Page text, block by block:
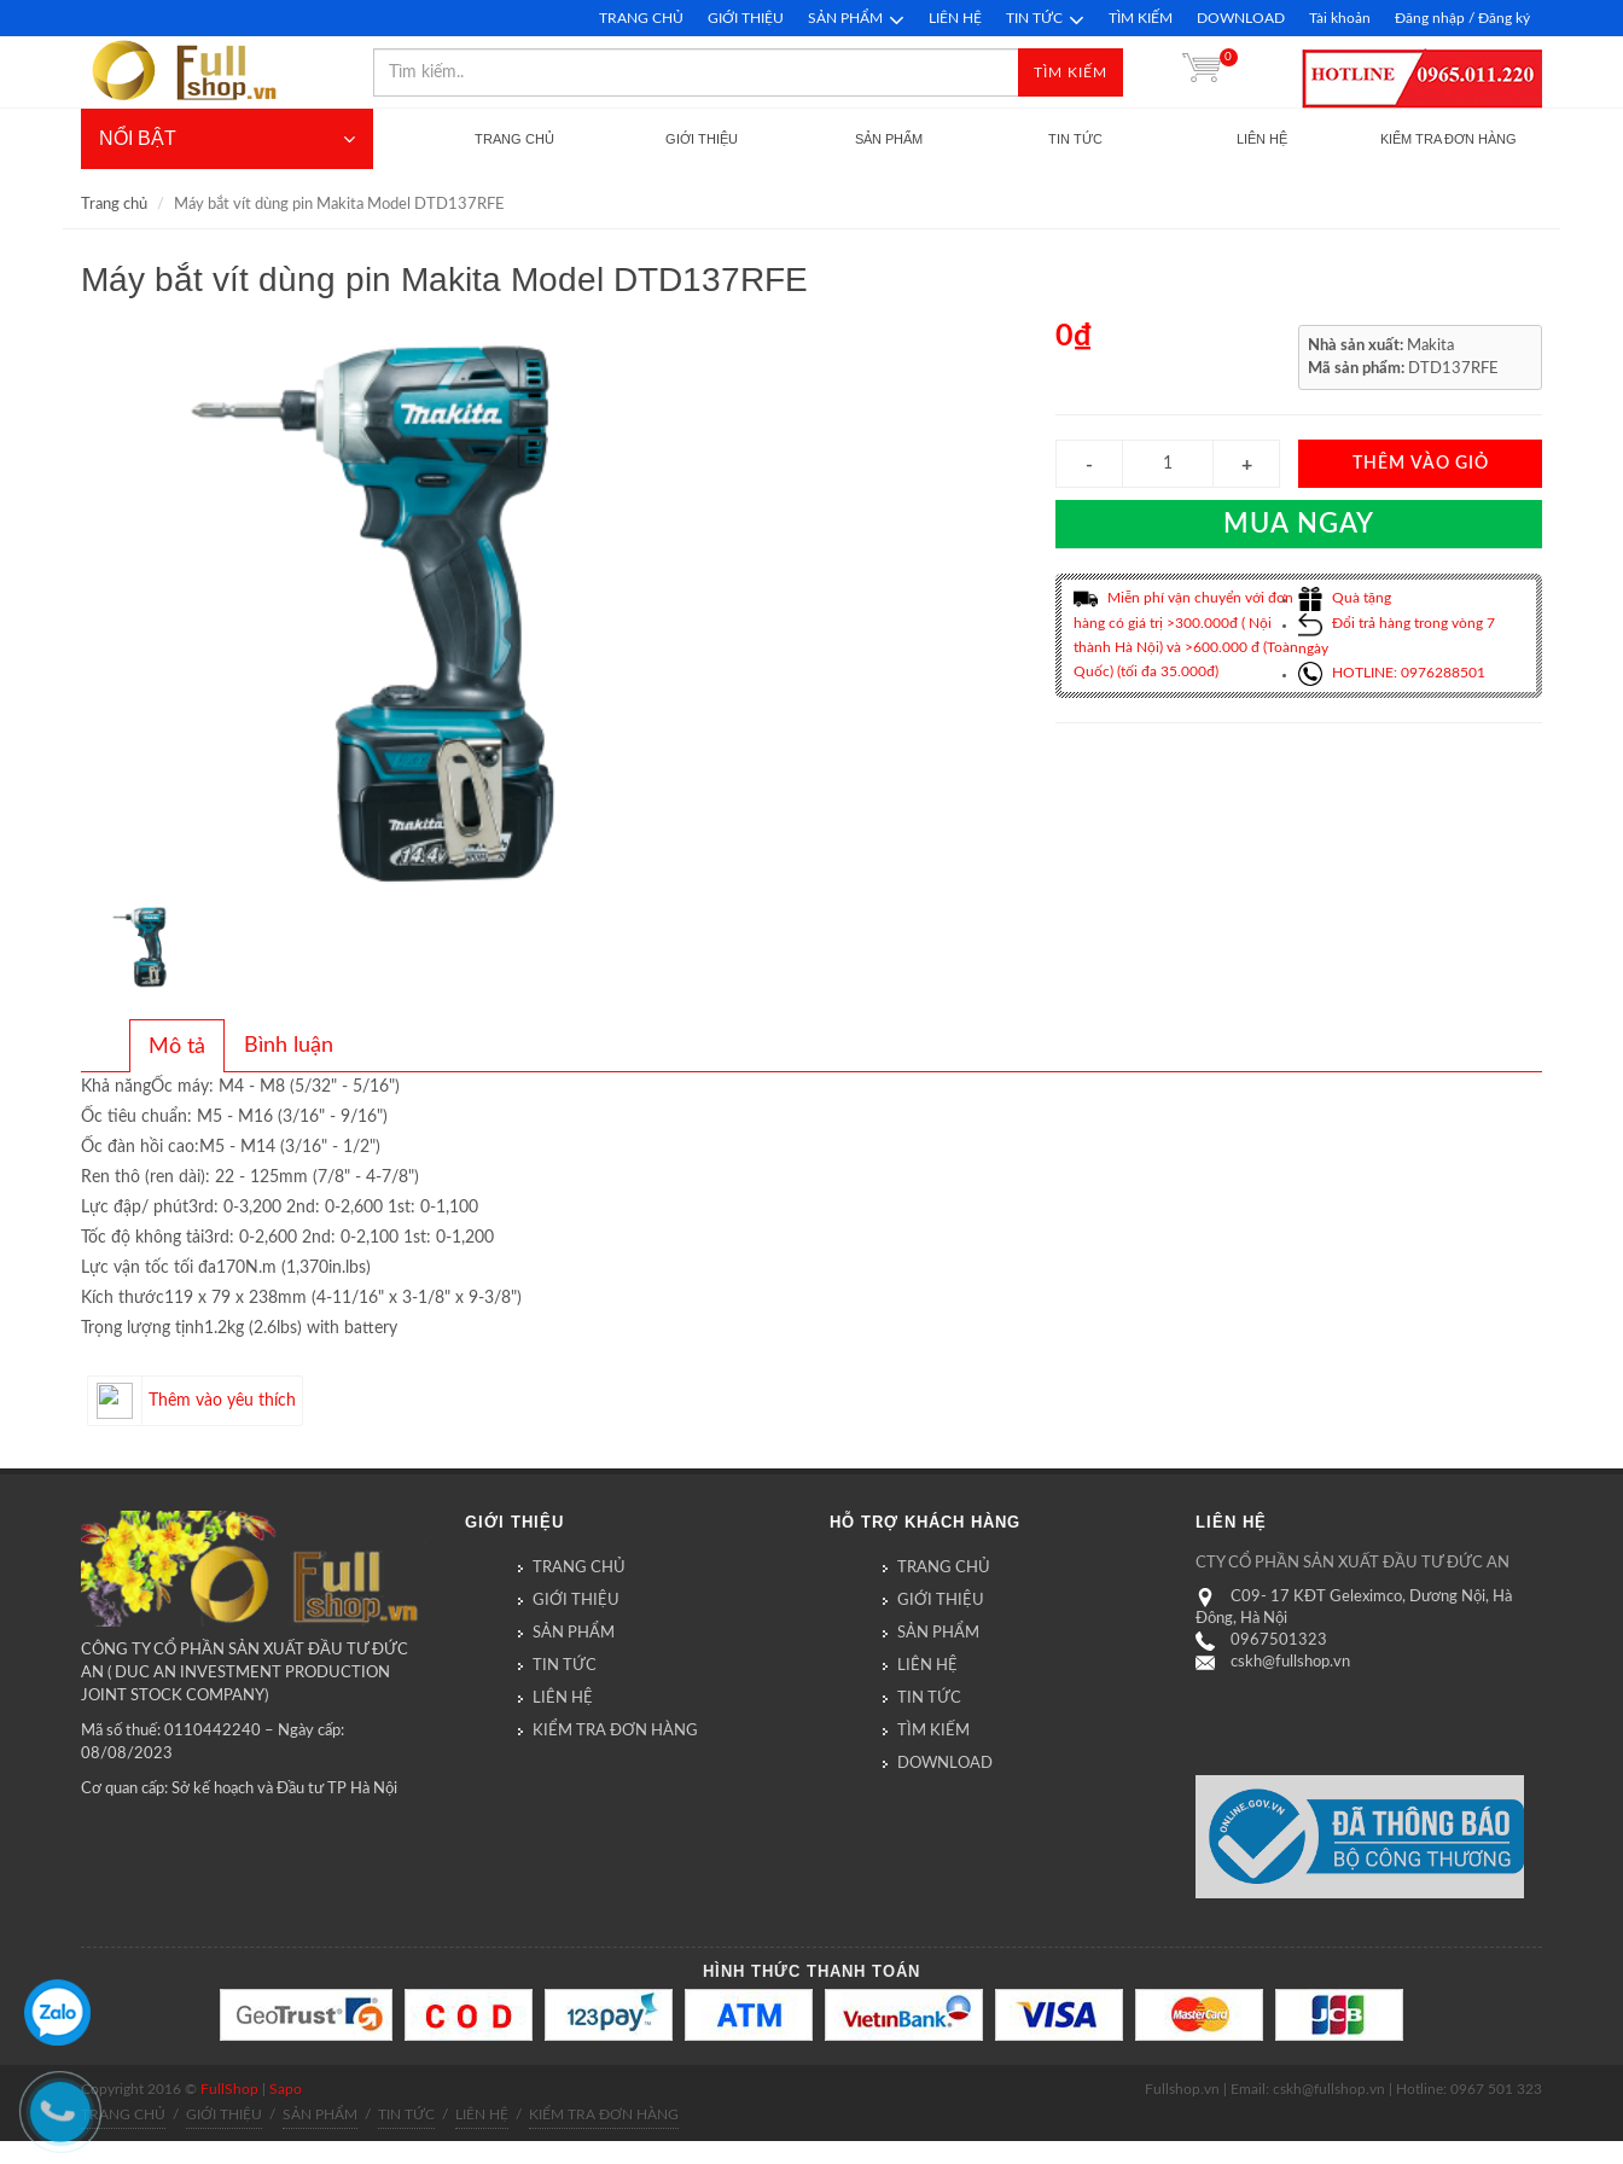
TRANG CHỦ GIỚI THIỆU SẢN PHẨM LIÊN HỆ TIN TỨC TÌM KIẾM DOWNLOAD Tài khoản Đăng nhập / Đăng ký
TÌM KIẾM
0
NỔI BẬT TRANG CHỦ GIỚI THIỆU SẢN PHẨM TIN TỨC LIÊN HỆ KIỂM TRA ĐƠN HÀNG
Trang chủ Máy bắt vít dùng pin Makita Model DTD137RFE
Máy bắt vít dùng pin Makita Model DTD137RFE
0₫ Nhà sản xuất: Makita
Mã sản phẩm: DTD137RFE
THÊM VÀO GIỎ
MUA NGAY
Miễn phí vận chuyển với đơn
hàng có giá trị >300.000đ ( Nội
thành Hà Nội) và >600.000 đ (Toàn
Quốc) (tối đa 35.000đ)
Quà tặng
Đổi trả hàng trong vòng 7
ngày
HOTLINE: 0976288501
Mô tả Bình luận
Khả năngỐc máy: M4 - M8 (5/32" - 5/16")
Ốc tiêu chuẩn: M5 - M16 (3/16" - 9/16")
Ốc đàn hồi cao:M5 - M14 (3/16" - 1/2")
Ren thô (ren dài): 22 - 125mm (7/8" - 4-7/8")
Lực đập/ phút3rd: 0-3,200 2nd: 0-2,600 1st: 0-1,100
Tốc độ không tải3rd: 0-2,600 2nd: 0-2,100 1st: 0-1,200
Lực vận tốc tối đa170N.m (1,370in.lbs)
Kích thước119 x 79 x 238mm (4-11/16" x 3-1/8" x 9-3/8")
Trọng lượng tịnh1.2kg (2.6lbs) with battery
Thêm vào yêu thích
CÔNG TY CỔ PHẦN SẢN XUẤT ĐẦU TƯ ĐỨC
AN ( DUC AN INVESTMENT PRODUCTION
JOINT STOCK COMPANY)
Mã số thuế: 0110442240 – Ngày cấp:
08/08/2023
Cơ quan cấp: Sở kế hoạch và Đầu tư TP Hà Nội
GIỚI THIỆU
TRANG CHỦ
GIỚI THIỆU
SẢN PHẨM
TIN TỨC
LIÊN HỆ
KIỂM TRA ĐƠN HÀNG
HỖ TRỢ KHÁCH HÀNG
TRANG CHỦ
GIỚI THIỆU
SẢN PHẨM
LIÊN HỆ
TIN TỨC
TÌM KIẾM
DOWNLOAD
LIÊN HỆ
CTY CỔ PHẦN SẢN XUẤT ĐẦU TƯ ĐỨC AN
C09- 17 KĐT Geleximco, Dương Nội, Hà
Đông, Hà Nội
0967501323
cskh@fullshop.vn
HÌNH THỨC THANH TOÁN
Copyright 2016 © FullShop
Sapo
TRANG CHỦ
/ GIỚI THIỆU / SẢN PHẨM / TIN TỨC / LIÊN HỆ / KIỂM TRA ĐƠN HÀNG
Fullshop.vn | Email: cskh@fullshop.vn | Hotline: 0967 501 323